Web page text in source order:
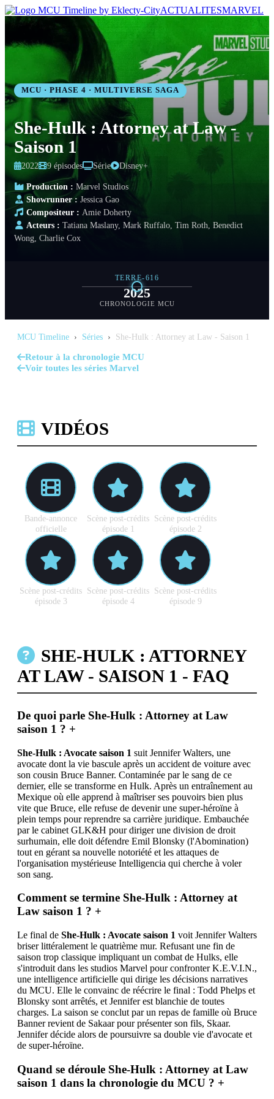
ACTUALITESMARVEL
MCU · PHASE 4 · MULTIVERSE SAGA
She-Hulk : Attorney at Law -
Saison 1
2022 9 épisodes Série Disney+
Production : Marvel Studios
Showrunner : Jessica Gao
Compositeur : Amie Doherty
Acteurs : Tatiana Maslany, Mark Ruffalo, Tim Roth, Benedict
Wong, Charlie Cox
TERRE-616
2025
CHRONOLOGIE MCU
MCU Timeline › Séries › She-Hulk : Attorney at Law - Saison 1
Retour à la chronologie MCU
Voir toutes les séries Marvel
VIDÉOS
Bande-annonce
officielle
Scène post-crédits
épisode 1
Scène post-crédits
épisode 2
Scène post-crédits
épisode 3
Scène post-crédits
épisode 4
Scène post-crédits
épisode 9
SHE-HULK : ATTORNEY
AT LAW - SAISON 1 - FAQ
De quoi parle She-Hulk : Attorney at Law
saison 1 ? +
She-Hulk : Avocate saison 1 suit Jennifer Walters, une
avocate dont la vie bascule après un accident de voiture avec
son cousin Bruce Banner. Contaminée par le sang de ce
dernier, elle se transforme en Hulk. Après un entraînement au
Mexique où elle apprend à maîtriser ses pouvoirs bien plus
vite que Bruce, elle refuse de devenir une super-héroïne à
plein temps pour reprendre sa carrière juridique. Embauchée
par le cabinet GLK&H pour diriger une division de droit
surhumain, elle doit défendre Emil Blonsky (l'Abomination)
tout en gérant sa nouvelle notoriété et les attaques de
l'organisation mystérieuse Intelligencia qui cherche à voler
son sang.
Comment se termine She-Hulk : Attorney at
Law saison 1 ? +
Le final de She-Hulk : Avocate saison 1 voit Jennifer Walters
briser littéralement le quatrième mur. Refusant une fin de
saison trop classique impliquant un combat de Hulks, elle
s'introduit dans les studios Marvel pour confronter K.E.V.I.N.,
une intelligence artificielle qui dirige les décisions narratives
du MCU. Elle le convainc de réécrire le final : Todd Phelps et
Blonsky sont arrêtés, et Jennifer est blanchie de toutes
charges. La saison se conclut par un repas de famille où Bruce
Banner revient de Sakaar pour présenter son fils, Skaar.
Jennifer décide alors de poursuivre sa double vie d'avocate et
de super-héroïne.
Quand se déroule She-Hulk : Attorney at Law
saison 1 dans la chronologie du MCU ? +